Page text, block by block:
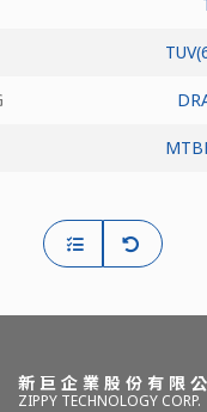
新巨企業股份有限
ZIPPY TECHNOLOGY CORP.